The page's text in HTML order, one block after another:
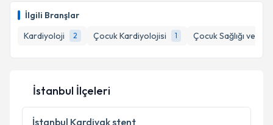
İlgili Branşlar
Kardiyoloji
2 Çocuk Kardiyolojisi 1 Çocuk Sağlığı ve
hazırlandığında e-posta ile bilgilendireceğiz.
E-posta Adresiniz
Kişisel verilerimin işlenmesine ilişkinAydınlatma
Metni
'ni okudum ve kişisel verilerimin belirtilen
İstanbul İlçeleri
İstanbul Kardiyak stent